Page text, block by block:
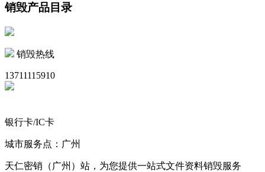
销毁产品目录
销毁热线
13711115910
银行卡/IC卡
城市服务点：广州
天仁密销（广州）站，为您提供一站式文件资料销毁服务